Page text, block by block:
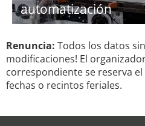
automatización
Renuncia: Todos los datos
modificaciones! El
correspondiente se reserva
fechas o recintos feriales.